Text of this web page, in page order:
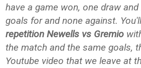
have a game won, one draw
goals for and none against.
repetition Newells vs Gremio
the match and the same goals,
Youtube video that we leave at